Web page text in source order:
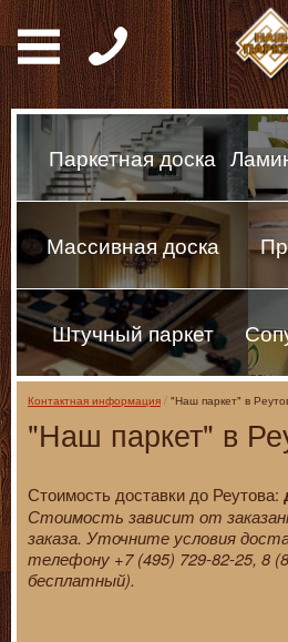
Паркетная доска
Массивная доска
Штучный паркет
Контактная информация "Наш паркет" в
"Наш паркет" в
Стоимость доставки до Реутова:
Стоимость зависит от
заказа. Уточните условия
телефону +7 (495) 729-82-25, 8
бесплатный).